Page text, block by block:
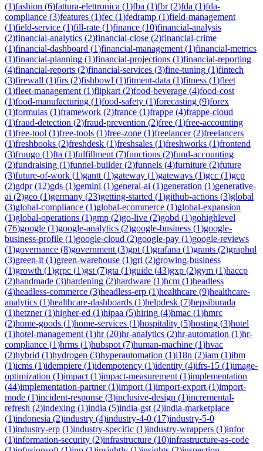
(1)fashion (6)fattura-elettronica (1)fba (1)fbr(2)fda (1)fda-
compliance (3)features (1)fec (1)fedramp (1)field-management
(1)field-service (1)fill-rate (1)finance (10)financial-analysis
(2)financial-analytics (2)financial-close (2)financial-crime
(1)financial-dashboard (1)financial-management (1)financial-metrics
(1)financial-planning (1)financial-projections (1)financial-reporting
(4)financial-reports (2)financial-services (3)fine-tuning (1)fintech
(3)firewall (1)firs (2)fishbowl (1)fitment-data (1)fitness (1)fleet
(1)fleet-management (1)flipkart (2)food-beverage (4)food-cost
(1)food-manufacturing (1)food-safety (1)forecasting (9)forex
(1)formulas (1)framework (2)france (1)frappe (4)frappe-cloud
(1)fraud-detection (2)fraud-prevention (2)free (1)free-accounting
(1)free-tool (1)free-tools (1)free-zone (1)freelancer(2)freelancers
(1)freshbooks (2)freshdesk (1)freshsales (1)freshworks (1)frontend
(3)fruugo (1)fta (1)fulfillment (7)functions (2)fund-accounting
(2)fundraising (1)funnel-builder(2)funnels (4)furniture (2)future
(3)future-of-work (1)gantt (1)gateway (1)gateways (1)gcc (1)gcp
(2)gdpr(12)gds (1)gemini (1)general-ai (1)generation (1)generative-
ai (2)geo (1)germany (23)getting-started (1)github-actions (3)global
(3)global-compliance (1)global-ecommerce (1)global-expansion
(1)global-operations (1)gmp (2)go-live (2)gobd (1)gohighlevel
(76)google (1)google-analytics (2)google-business (1)google-
business-profile (1)google-cloud (2)google-pay (1)google-reviews
(1)governance (8)government (3)gpt (1)grafana (1)grants (2)graphql
(3)green-it (1)green-warehouse (1)gri (2)growing-business
(1)growth (1)grpc (1)gst (7)gta (1)guide (43)gxp (2)gym (1)haccp
(2)handmade (3)hardening (2)hardware (1)hcm (1)headless
(4)headless-commerce (3)headless-erp (1)healthcare (9)healthcare-
analytics (1)healthcare-dashboards (1)helpdesk (7)hepsiburada
(1)hetzner(1)higher-ed (1)hipaa (5)hiring (4)hmac (1)hmrc
(2)home-goods (1)home-services (1)hospitality (5)hosting (3)hotel
(1)hotel-management (1)hr(20)hr-analytics (2)hr-automation (1)hr-
compliance (1)hrms (1)hubspot (7)human-machine (1)hvac
(2)hybrid (1)hydrogen (3)hyperautomation (1)i18n (2)iam (1)ibm
(1)icms (1)idempiere (1)idempotency (1)identity (4)ifrs-15 (1)image-
optimization (1)impact (1)impact-measurement (1)implementation
(44)implementation-partner(1)import (1)import-export (1)import-
mode (1)incident-response (3)inclusive-design (1)incremental-
refresh (2)indexing (1)india (5)india-gst (2)india-marketplace
(1)indonesia (2)industry (4)industry-4-0 (17)industry-5-0
(1)industry-erp (1)industry-specific (1)industry-wrappers (1)infor
(1)information-security (2)infrastructure (10)infrastructure-as-code